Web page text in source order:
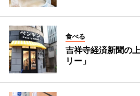
食べる
吉祥寺経済新聞の
リー」